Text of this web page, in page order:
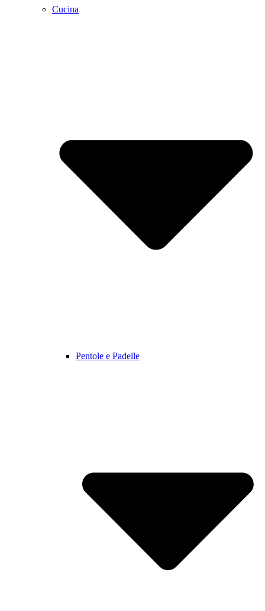
Cucina
Pentole e Padelle